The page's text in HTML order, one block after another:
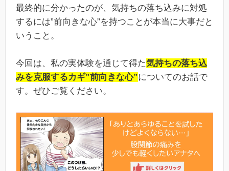
最終的に分かったのが、気持ちの落ち込みに対処
するには”前向きな心”を持つことが本当に大事だと
いうこと。
今回は、私の実体験を通じて得た気持ちの落ち込
みを克服するカギ”前向きな心”についてのお話で
す。ぜひご覧ください。